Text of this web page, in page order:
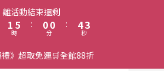
離活動結束還剩
2
1
0
6
5
4
3
2
時
:
1
0
1
0
分
:
4
3
2
1
3
2
1
0
秒
》超取免運🛒全館88折